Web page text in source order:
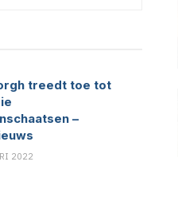
treedt toe tot
–
2022